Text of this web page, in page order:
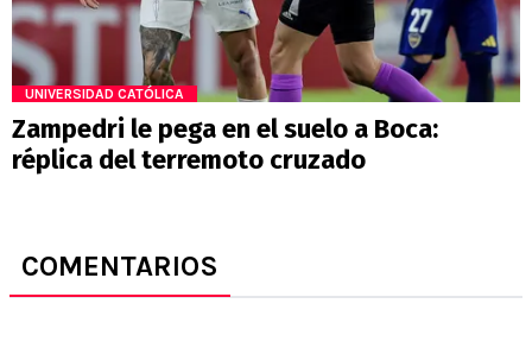
UNIVERSIDAD CATÓLICA
Zampedri le pega en el suelo a Boca:
réplica del terremoto cruzado
COMENTARIOS